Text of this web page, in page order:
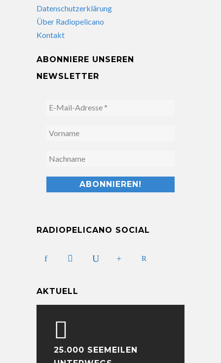
Datenschutzerklärung
Über Radiopelicano
Kontakt
ABONNIERE UNSEREN
NEWSLETTER
RADIOPELICANO SOCIAL
AKTUELL
25.000 SEEMEILEN